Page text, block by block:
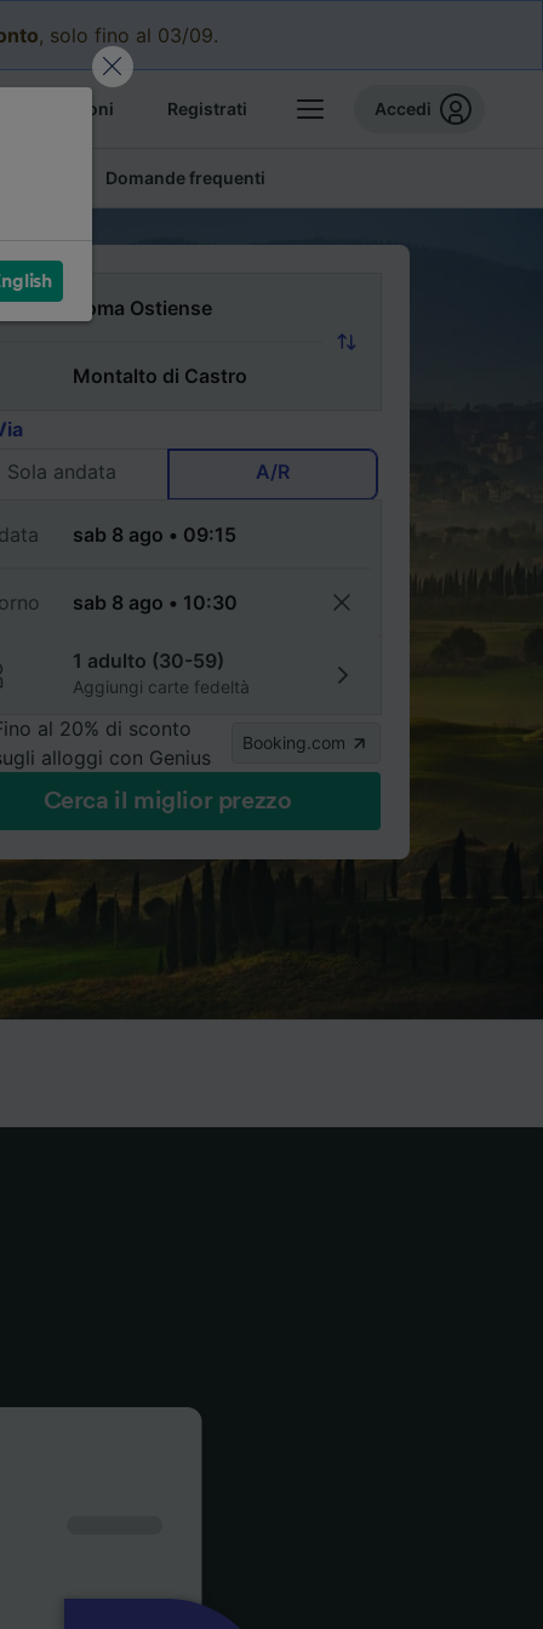
, solo fino al 03/09.
prenotazioni Registrati Accedi
Domande frequenti
Sola andata
A/R
1 adulto (30-59)
Aggiungi carte fedeltà
al 20% di sconto
alloggi con Genius
Booking.com
Cerca il miglior prezzo